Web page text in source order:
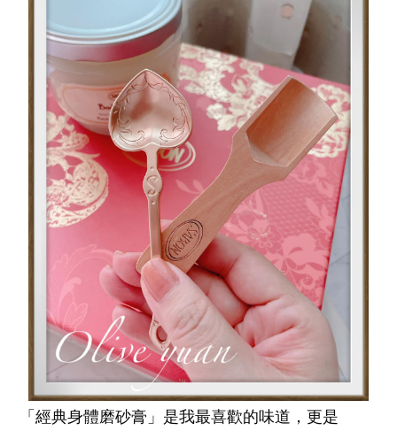
「經典身體磨砂膏」是我最喜歡的味道，更是